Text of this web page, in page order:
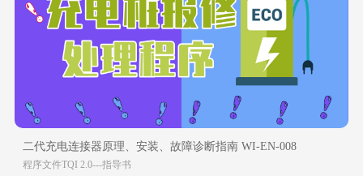
二代充电连接器原理、安装、故障诊断指南 WI-EN-008
程序文件TQI 2.0---指导书